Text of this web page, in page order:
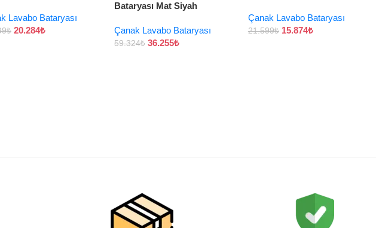
Lavabo Bataryası
₺ 20.284₺
Bataryası Mat Siyah
Çanak Lavabo Bataryası
59.324₺ 36.255₺
Çanak Lavabo Bataryası
21.599₺ 15.874₺